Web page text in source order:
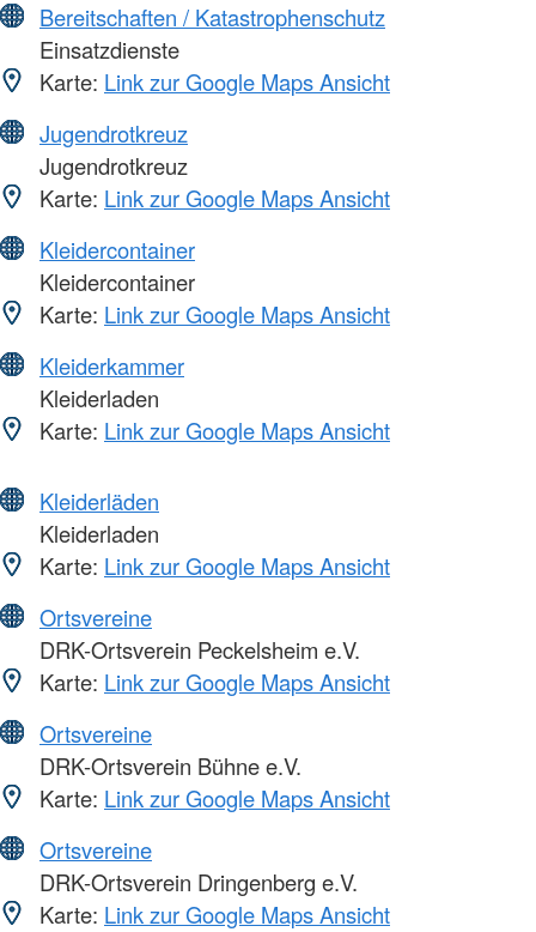
Bereitschaften / Katastrophenschutz
Einsatzdienste
Karte: Link zur Google Maps Ansicht
Jugendrotkreuz
Jugendrotkreuz
Karte: Link zur Google Maps Ansicht
Kleidercontainer
Kleidercontainer
Karte: Link zur Google Maps Ansicht
Kleiderkammer
Kleiderladen
Karte: Link zur Google Maps Ansicht
Kleiderläden
Kleiderladen
Karte: Link zur Google Maps Ansicht
Ortsvereine
DRK-Ortsverein Peckelsheim e.V.
Karte: Link zur Google Maps Ansicht
Ortsvereine
DRK-Ortsverein Bühne e.V.
Karte: Link zur Google Maps Ansicht
Ortsvereine
DRK-Ortsverein Dringenberg e.V.
Karte: Link zur Google Maps Ansicht